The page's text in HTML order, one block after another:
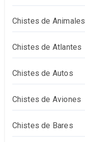
Chistes de Animales
Chistes de Atlantes
Chistes de Autos
Chistes de Aviones
Chistes de Bares